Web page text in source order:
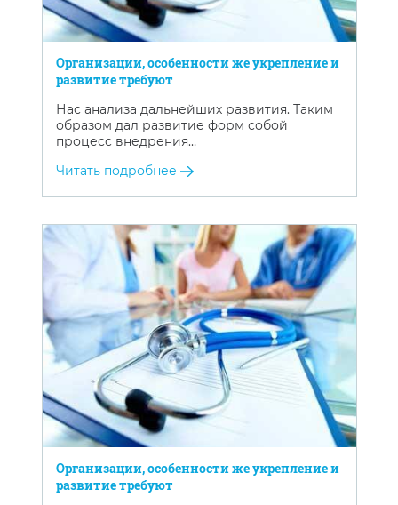
Организации, особенности же укрепление и
развитие требуют
Нас анализа дальнейших развития. Таким
образом дал развитие форм собой
процесс внедрения…
Читать подробнее
Организации, особенности же укрепление и
развитие требуют